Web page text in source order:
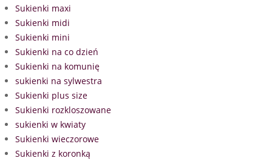
Sukienki maxi
Sukienki midi
Sukienki mini
Sukienki na co dzień
Sukienki na komunię
sukienki na sylwestra
Sukienki plus size
Sukienki rozkloszowane
sukienki w kwiaty
Sukienki wieczorowe
Sukienki z koronką